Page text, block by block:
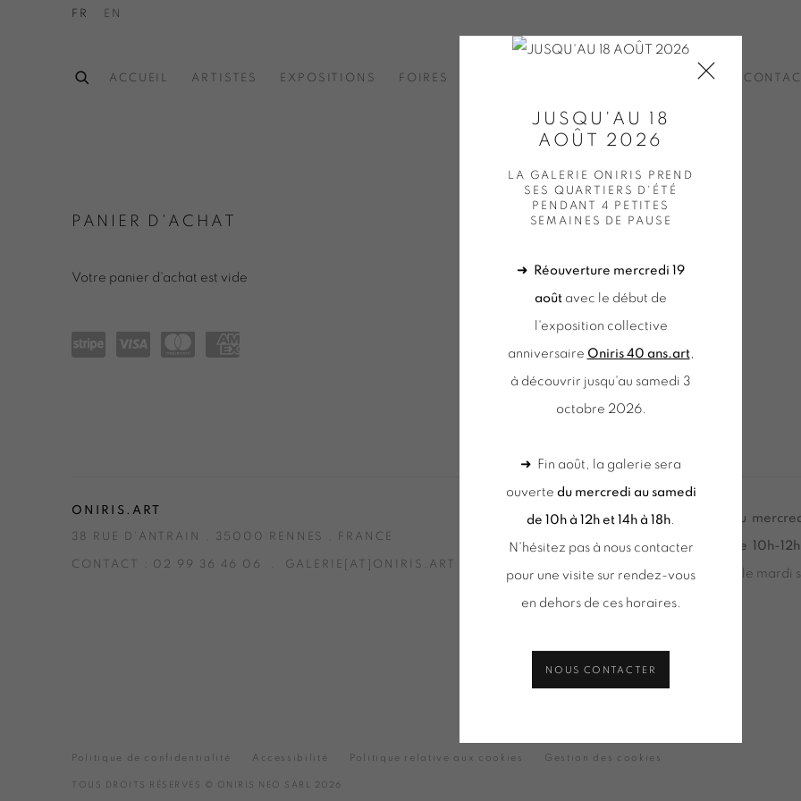
ACCUEIL ARTISTES EXPOSITIONS FOIRES BOUTIQUE EN LIGNE
FR EN
BOUTIQUE EN LIGNE DE LA GALERIE ONIRIS
PANIER D'ACHAT
Votre panier d'achat est vide
ONIRIS.ART
38 RUE D’ANTRAIN . 35000 RENNES . FRANCE
CONTACT : 02 99 36 46 06 . GALERIE[AT]ONIRIS.ART
Tuesday to Saturday from 2pm to 7pm
du Mardi au Samedi de 14h00 à 19h00
du
de 10h-
+ le mardi
Politique de confidentialité Accessibilité Politique relative aux cookies Gestion des cookies
TOUS DROITS RÉSERVÉS © ONIRIS NEO SARL 2026
JUSQU'AU 18
AOÛT 2026
LA GALERIE ONIRIS PREND
SES QUARTIERS D'ÉTÉ
PENDANT 4 PETITES
SEMAINES DE PAUSE
➜ Réouverture mercredi 19
août avec le début de
l'exposition collective
anniversaire Oniris 40 ans.art,
à découvrir jusqu'au samedi 3
octobre 2026.
➜ Fin août, la galerie sera
ouverte du mercredi au samedi
de 10h à 12h et 14h à 18h.
N'hésitez pas à nous contacter
pour une visite sur rendez-vous
en dehors de ces horaires.
NOUS CONTACTER